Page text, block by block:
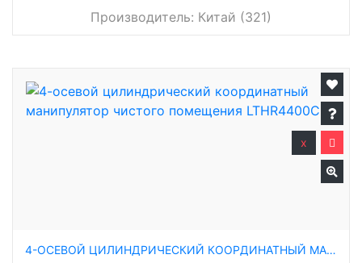
Производитель: Китай (321)
4-ОСЕВОЙ ЦИЛИНДРИЧЕСКИЙ КООРДИНАТНЫЙ МАНИПУЛЯТОР ЧИСТОГО ПОМЕЩЕНИЯ LTHR4400C
x